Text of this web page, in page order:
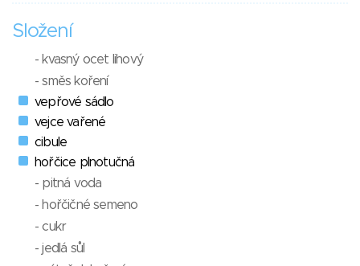
Složení
- kvasný ocet lihový
- směs koření
vepřové sádlo
vejce vařené
cibule
hořčice plnotučná
- pitná voda
- hořčičné semeno
- cukr
- jedlá sůl